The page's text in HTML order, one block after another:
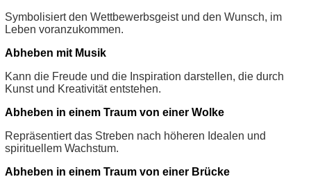
Symbolisiert den Wettbewerbsgeist und den Wunsch, im
Leben voranzukommen.
Abheben mit Musik
Kann die Freude und die Inspiration darstellen, die durch
Kunst und Kreativität entstehen.
Abheben in einem Traum von einer Wolke
Repräsentiert das Streben nach höheren Idealen und
spirituellem Wachstum.
Abheben in einem Traum von einer Brücke